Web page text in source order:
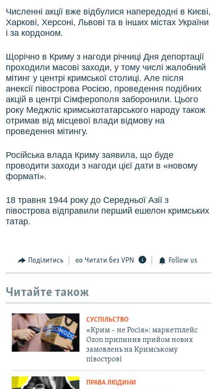
Численні акції вже відбулися напередодні в Києві,
Харкові, Херсоні, Львові та в інших містах України
і за кордоном.
Щорічно в Криму з нагоди річниці Дня депортації
проходили масові заходи, у тому числі жалобний
мітинг у центрі кримської столиці. Але після
анексії півострова Росією, проведення подібних
акцій в центрі Сімферополя заборонили. Цього
року Меджліс кримськотатарського народу також
отримав від місцевої влади відмову на
проведення мітингу.
Російська влада Криму заявила, що буде
проводити заходи з нагоди цієї дати в «новому
форматі».
18 травня 1944 року до Середньої Азії з
півострова відправили перший ешелон кримських
татар.
Поділитись Читати без VPN Follow us
Читайте також
СУСПІЛЬСТВО
«Крим – не Росія»: маркетплейс
Ozon припинив прийом нових
замовлень на Кримському
півострові
ПРАВА ЛЮДИНИ